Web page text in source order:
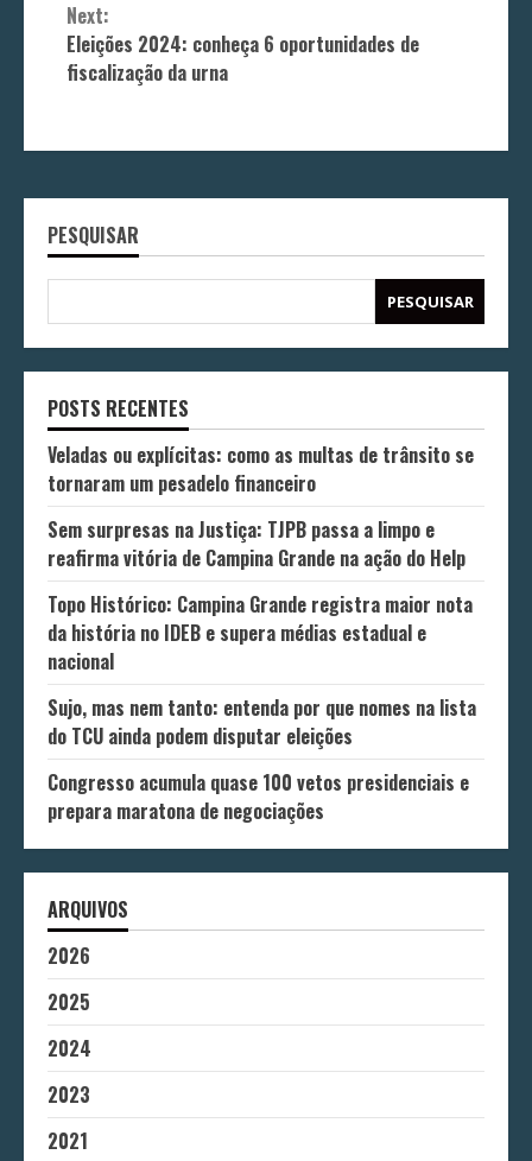
Next:
Eleições 2024: conheça 6 oportunidades de
fiscalização da urna
PESQUISAR
PESQUISAR
POSTS RECENTES
Veladas ou explícitas: como as multas de trânsito se
tornaram um pesadelo financeiro
Sem surpresas na Justiça: TJPB passa a limpo e
reafirma vitória de Campina Grande na ação do Help
Topo Histórico: Campina Grande registra maior nota
da história no IDEB e supera médias estadual e
nacional
Sujo, mas nem tanto: entenda por que nomes na lista
do TCU ainda podem disputar eleições
Congresso acumula quase 100 vetos presidenciais e
prepara maratona de negociações
ARQUIVOS
2026
2025
2024
2023
2021